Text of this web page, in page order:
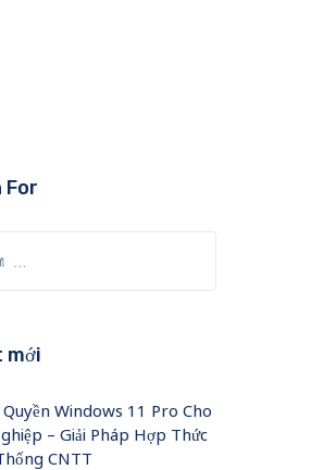
For
mới
Windows 11 Pro Cho
– Giải Pháp Hợp Thức
CNTT